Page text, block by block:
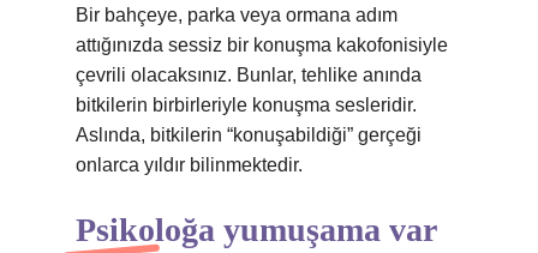
Bir bahçeye, parka veya ormana adım
attığınızda sessiz bir konuşma kakofonisiyle
çevrili olacaksınız. Bunlar, tehlike anında
bitkilerin birbirleriyle konuşma sesleridir.
Aslında, bitkilerin “konuşabildiği” gerçeği
onlarca yıldır bilinmektedir.
Psikoloğa yumuşama var